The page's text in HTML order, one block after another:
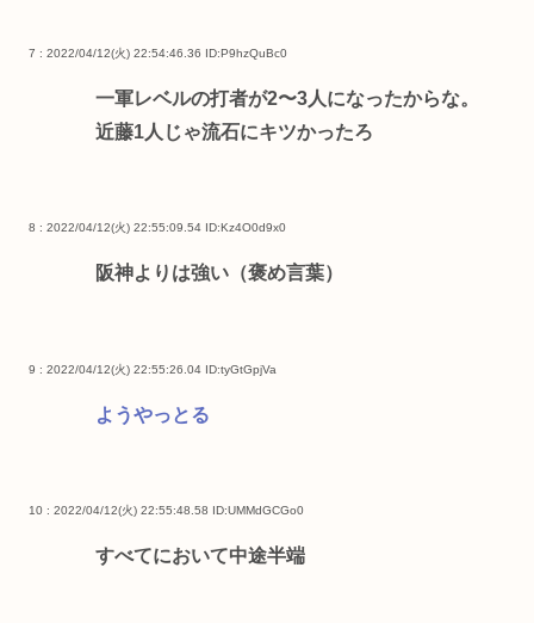
7 : 2022/04/12(火) 22:54:46.36 ID:P9hzQuBc0
一軍レベルの打者が2〜3人になったからな。
近藤1人じゃ流石にキツかったろ
8 : 2022/04/12(火) 22:55:09.54 ID:Kz4O0d9x0
阪神よりは強い（褒め言葉）
9 : 2022/04/12(火) 22:55:26.04 ID:tyGtGpjVa
ようやっとる
10 : 2022/04/12(火) 22:55:48.58 ID:UMMdGCGo0
すべてにおいて中途半端